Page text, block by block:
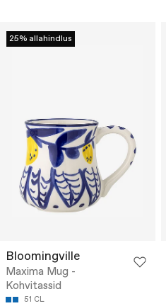
25% allahindlus
Bloomingville
Maxima Mug -
Kohvitassid
51 CL